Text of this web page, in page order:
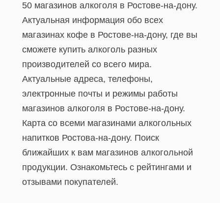
50 магазинов алкоголя в Ростове-на-дону.
Актуальная информация обо всех
магазинах кофе в Ростове-на-дону, где вы
сможете купить алкоголь разных
производителей со всего мира.
Актуальные адреса, телефоны,
электронные почты и режимы работы
магазинов алкоголя в Ростове-на-дону.
Карта со всеми магазинами алкогольных
напитков Ростова-на-дону. Поиск
ближайших к вам магазинов алкогольной
продукции. Ознакомьтесь с рейтингами и
отзывами покупателей.